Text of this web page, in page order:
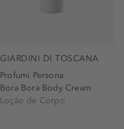
GIARDINI DI TOSCANA
Profumi Persona
Bora Bora Body Cream
Loção de Corpo